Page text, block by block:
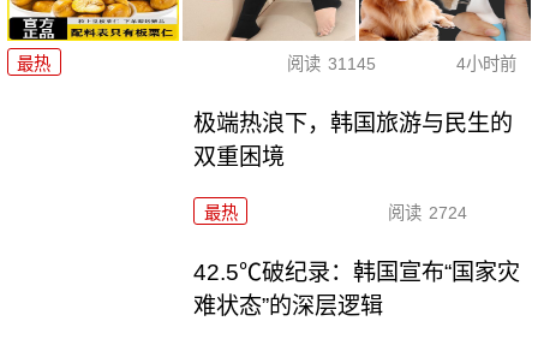
最热 阅读 31145 4小时前
极端热浪下，韩国旅游与民生的
双重困境
最热 阅读 2724
42.5℃破纪录：韩国宣布“国家灾
难状态”的深层逻辑